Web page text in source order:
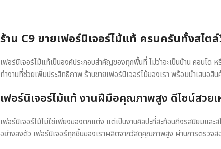
ร้าน C9 ขายเฟอร์นิเจอร์ไม้แท้ ครบครันทั้งสไต
เฟอร์นิเจอร์ไม้แท้เป็นองค์ประกอบสำคัญของทุกพื้นที่ ไม่ว่าจะเป็นบ้าน คอนโ
ทำงานที่ช่วยเพิ่มประสิทธิภาพ ร้านขายเฟอร์นิเจอร์ไม้ของเรา พร้อมนำเสน
เฟอร์นิเจอร์ไม้แท้ งานฝีมือคุณภาพสูง ดีไซน์สวย
เฟอร์นิเจอร์ไม้ไม่ใช่เพียงของตกแต่ง แต่เป็นงานศิลปะที่สะท้อนถึงรสนิยมและ
อย่างลงตัว เฟอร์นิเจอร์ทุกชิ้นของเราผลิตจากวัสดุคุณภาพสูง ผ่านการตรวจส